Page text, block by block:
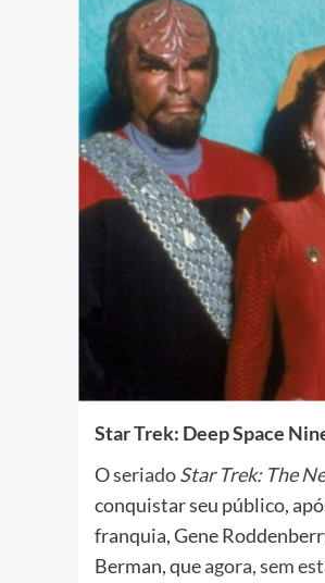
Star Trek: Deep Space
OseriadoStar Trek: The
conquistar seu público,
franquia, Gene
Berman, queagora, sem